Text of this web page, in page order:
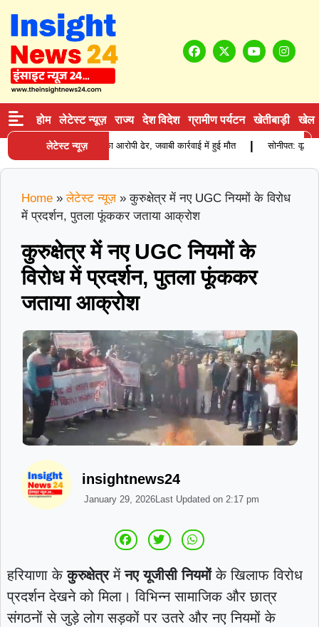
होम लेटेस्ट न्यूज़ राज्य देश विदेश ग्रामीण पर्यटन खेतीबाड़ी खेल
लेटेस्ट न्यूज़
बीरू वाल्मीकि हत्याकांड का आरोपी ढेर, जवाबी कार्रवाई में हुई मौत सोनीपत:
Home » लेटेस्ट न्यूज़ »कुरुक्षेत्र में नए UGC नियमों के विरोध
में प्रदर्शन, पुतला फूंककर जताया आक्रोश
कुरुक्षेत्र में नए UGC नियमों के
विरोध में प्रदर्शन, पुतला फूंककर
जताया आक्रोश
insightnews24
January 29, 2026Last Updated on 2:17 pm
हरियाणा केकुरुक्षेत्रमेंनए यूजीसी नियमोंके खिलाफ विरोध
प्रदर्शन देखने को मिला। विभिन्न सामाजिक और छात्र
संगठनों से जुड़े लोग सड़कों पर उतरे और नए नियमों के